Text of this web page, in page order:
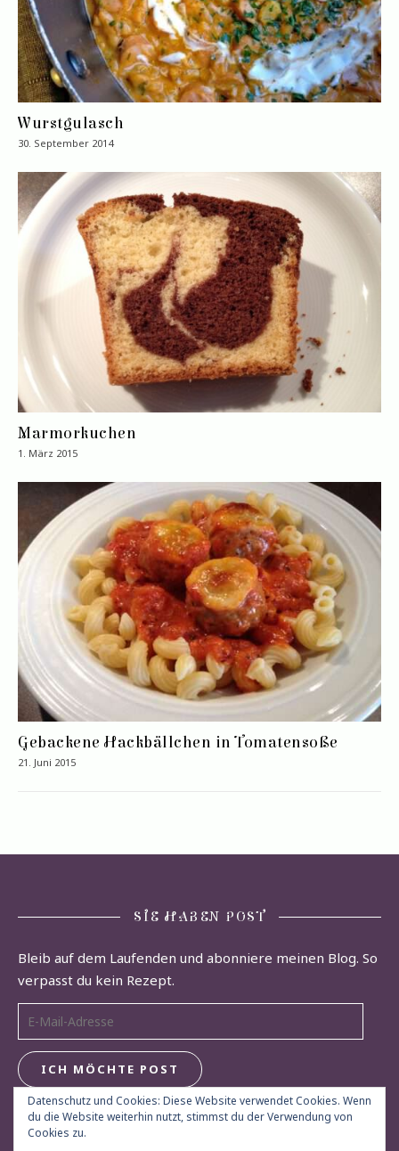
Wurstgulasch
30. September 2014
Marmorkuchen
1. März 2015
Gebackene Hackbällchen in Tomatensoße
21. Juni 2015
SIE HABEN POST
Bleib auf dem Laufenden und abonniere meinen Blog. So
verpasst du kein Rezept.
E-Mail-Adresse
ICH MÖCHTE POST
Datenschutz und Cookies: Diese Website verwendet Cookies. Wenn
du die Website weiterhin nutzt, stimmst du der Verwendung von
Cookies zu.